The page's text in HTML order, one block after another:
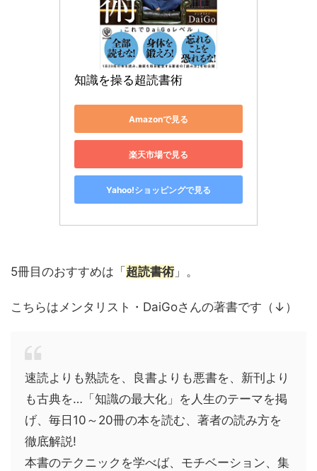
知識を操る超読書術
Amazonで見る
楽天市場で見る
Yahoo!ショッピングで見る
5冊目のおすすめは「 超読書術」。
こちらはメンタリスト・DaiGoさんの著書です（↓）
速読よりも熟読を、良書よりも悪書を、新刊より
も古典を…「知識の最大化」を人生のテーマを掲
げ、毎日10～20冊の本を読む、著者の読み方を
徹底解説!
本書のテクニックを学べば、モチベーション、集